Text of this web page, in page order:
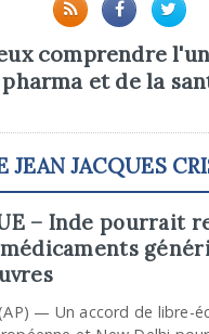
comprendre
pharma et de la
JEAN JACQUES
– Inde pourrait
médicaments
— Un accord de libre-